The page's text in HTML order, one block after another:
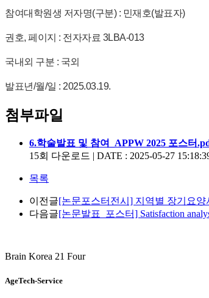
참여대학원생 저자명(구분) : 민재호(발표자)
권호, 페이지 : 전자자료 3LBA-013
국내외 구분 : 국외
발표년/월/일 : 2025.03.19.
첨부파일
6.학술발표 및 참여_APPW 2025 포스터
15회 다운로드 | DATE : 2025-05-27
목록
이전글[논문포스터전시] 지역별 장기요
다음글[논문발표_포스터] Satisfaction
Brain Korea 21 Four
AgeTech-Service